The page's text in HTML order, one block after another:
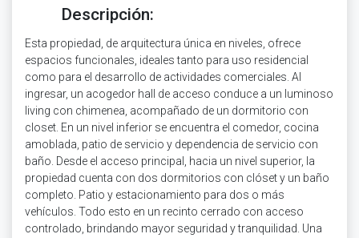
Descripción:
Esta propiedad, de arquitectura única en niveles, ofrece
espacios funcionales, ideales tanto para uso residencial
como para el desarrollo de actividades comerciales. Al
ingresar, un acogedor hall de acceso conduce a un luminoso
living con chimenea, acompañado de un dormitorio con
closet. En un nivel inferior se encuentra el comedor, cocina
amoblada, patio de servicio y dependencia de servicio con
baño. Desde el acceso principal, hacia un nivel superior, la
propiedad cuenta con dos dormitorios con clóset y un baño
completo. Patio y estacionamiento para dos o más
vehículos. Todo esto en un recinto cerrado con acceso
controlado, brindando mayor seguridad y tranquilidad. Una